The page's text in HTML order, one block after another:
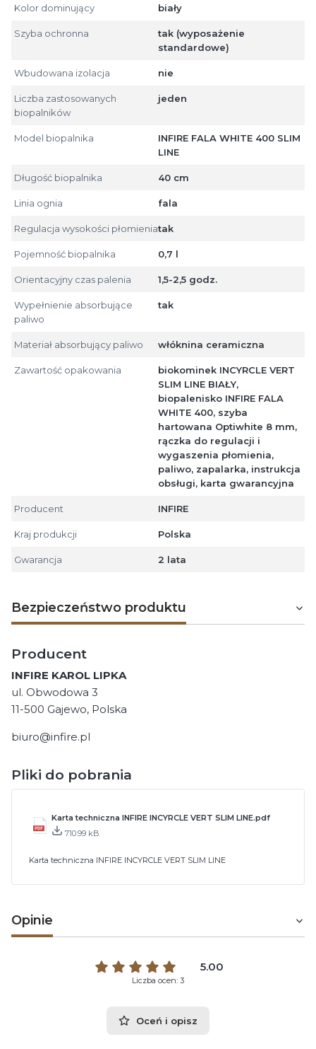
Kolor dominujący biały
Szyba ochronna
tak (wyposażenie
standardowe)
Wbudowana izolacja nie
Liczba zastosowanych
biopalników
jeden
Model biopalnika
INFIRE FALA WHITE 400 SLIM
LINE
Długość biopalnika 40 cm
Linia ognia fala
Regulacja wysokości płomieniatak
Pojemność biopalnika 0,7 l
Orientacyjny czas palenia 1,5-2,5 godz.
Wypełnienie absorbujące
paliwo
tak
Materiał absorbujący paliwo włóknina ceramiczna
Zawartość opakowania
biokominek INCYRCLE VERT
SLIM LINE BIAŁY,
biopalenisko INFIRE FALA
WHITE 400, szyba
hartowana Optiwhite 8 mm,
rączka do regulacji i
wygaszenia płomienia,
paliwo, zapalarka, instrukcja
obsługi, karta gwarancyjna
Producent INFIRE
Kraj produkcji Polska
Gwarancja 2 lata
Bezpieczeństwo produktu
Producent
INFIRE KAROL LIPKA
ul. Obwodowa 3
11-500 Gajewo, Polska
biuro@infire.pl
Pliki do pobrania
Karta techniczna INFIRE INCYRCLE VERT SLIM LINE.pdf
710.99 kB
Karta techniczna INFIRE INCYRCLE VERT SLIM LINE
Opinie
5.00
Liczba ocen: 3
Oceń i opisz